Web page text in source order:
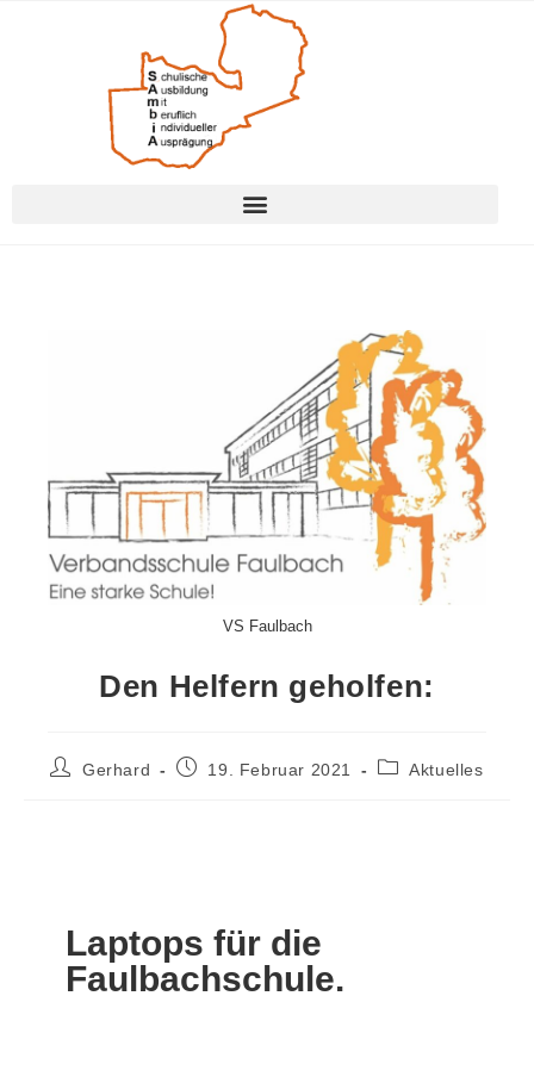
VS Faulbach
Den Helfern geholfen:
Gerhard 19. Februar 2021 Aktuelles
Laptops für die
Faulbachschule.